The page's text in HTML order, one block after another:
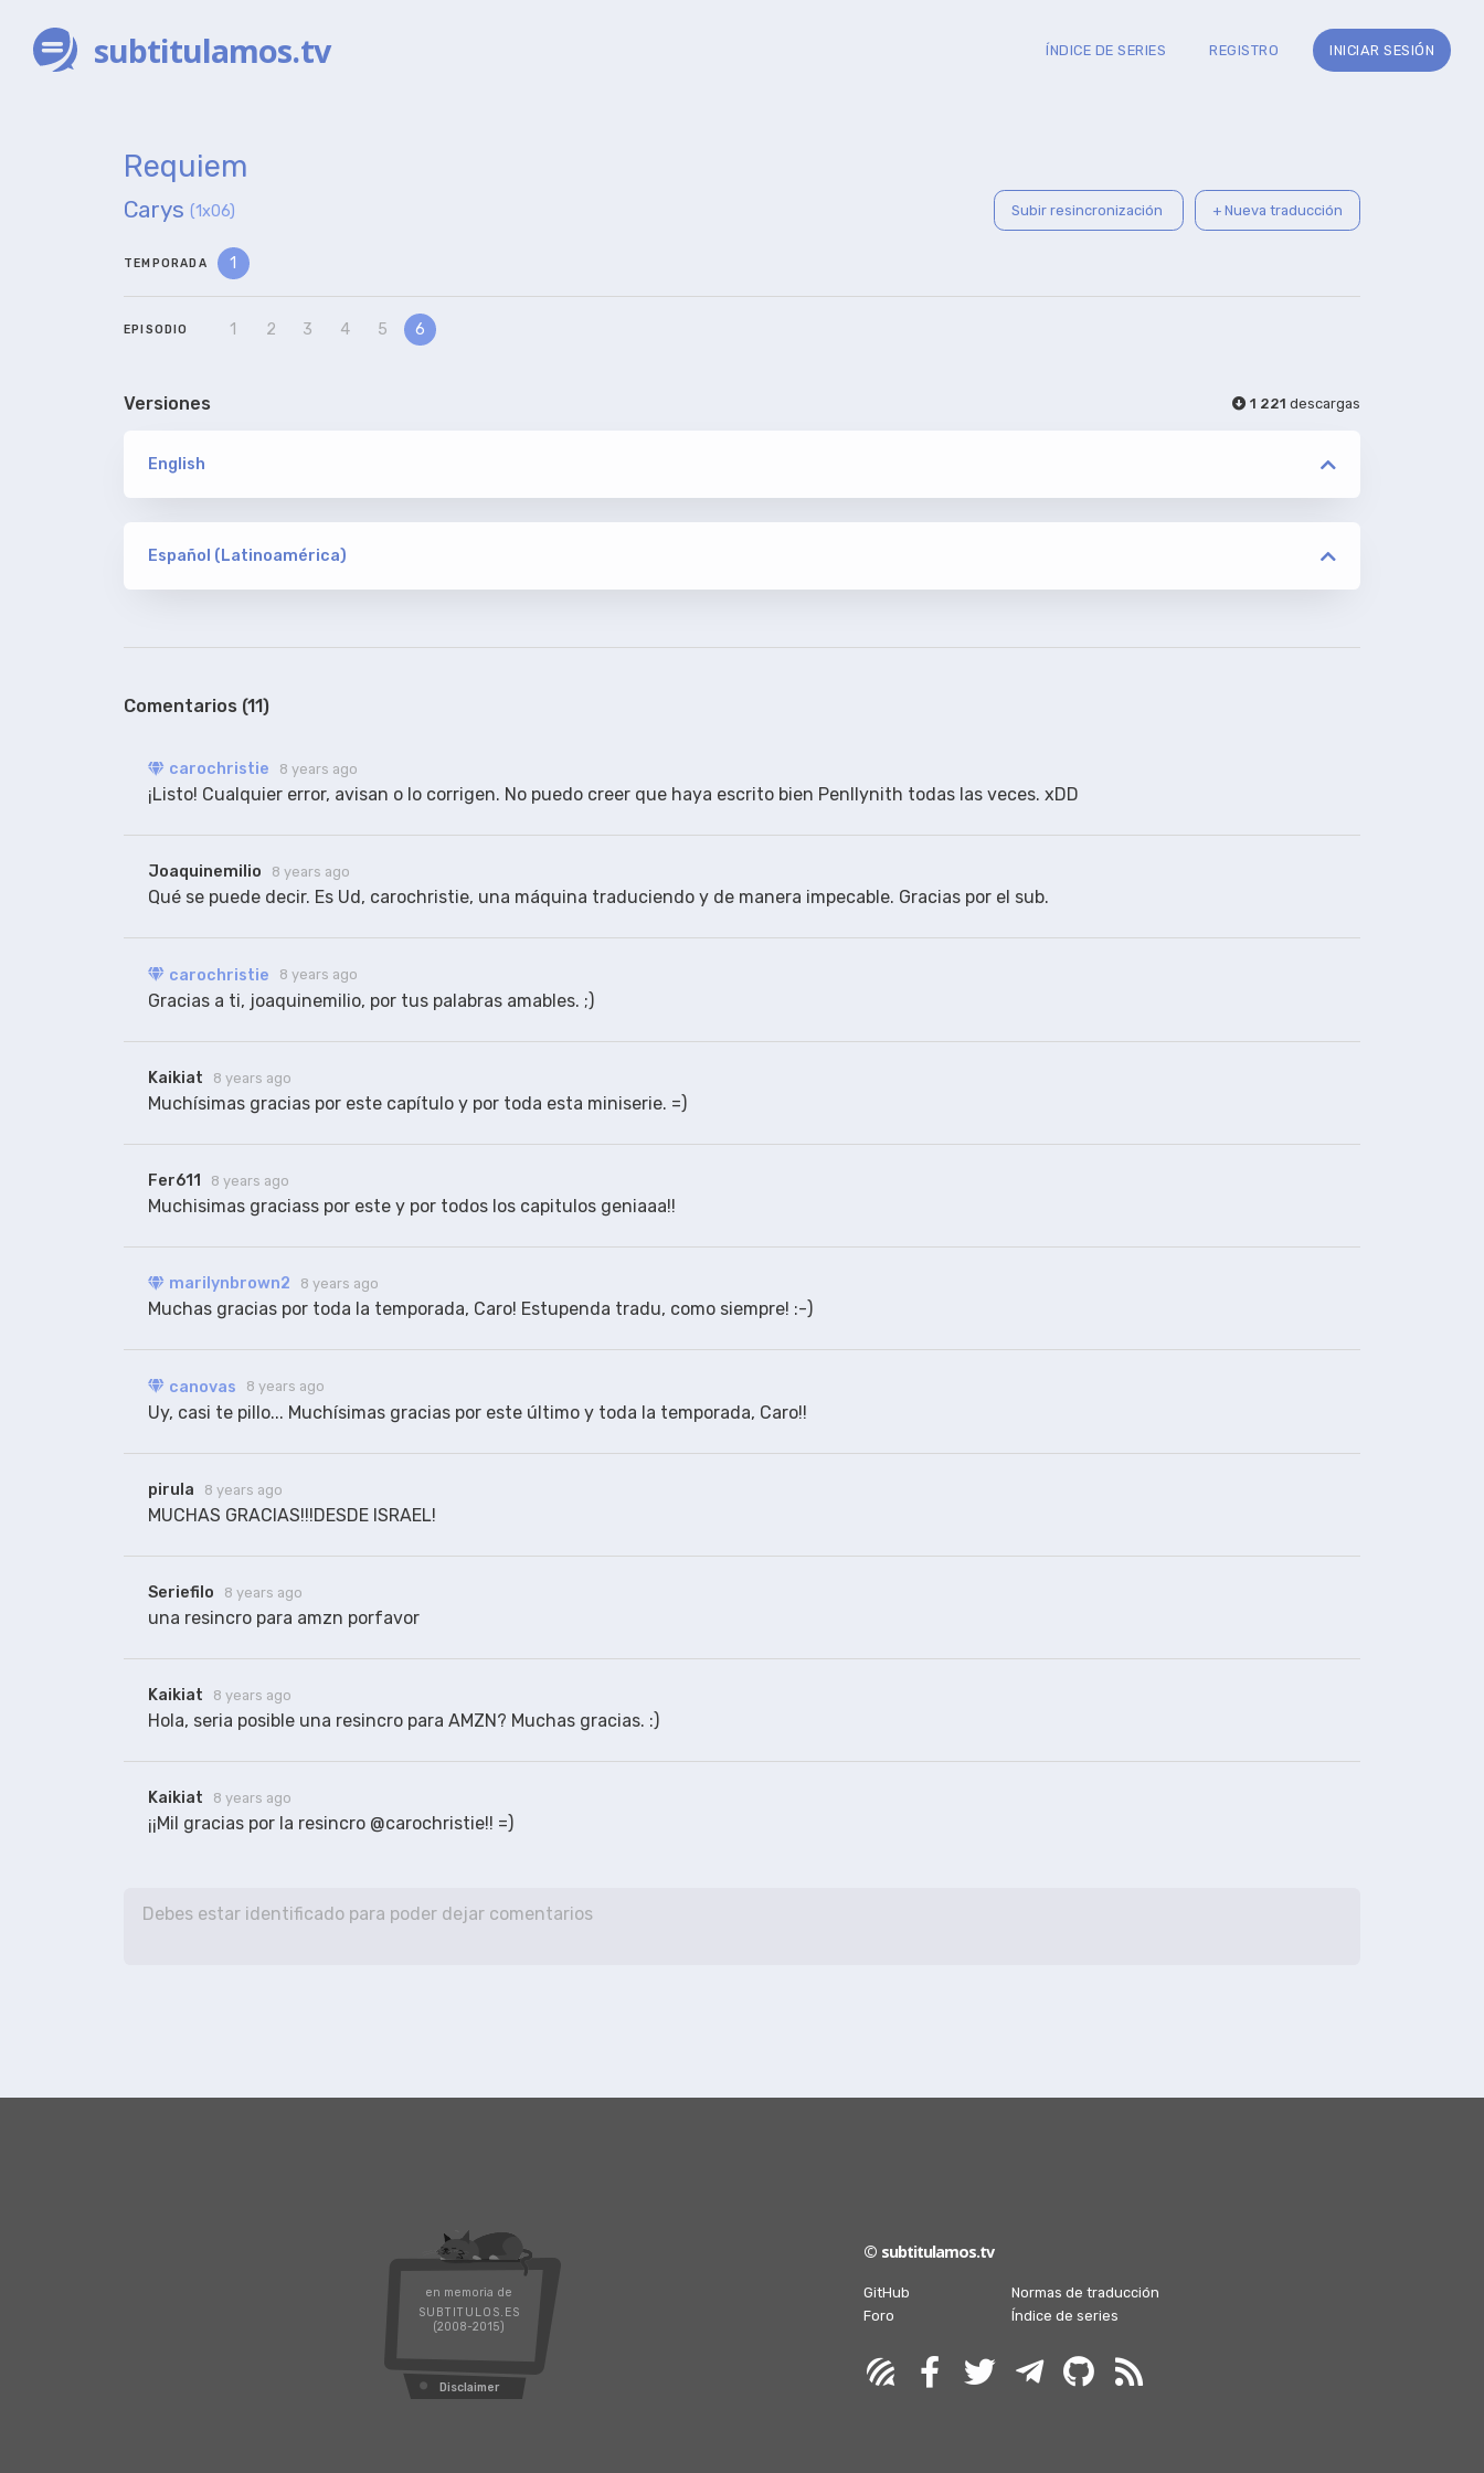
subtitulamos.tv ÍNDICE DE SERIES REGISTRO INICIAR SESIÓN
Requiem
Carys (1x06) Subir resincronización + Nueva traducción
TEMPORADA 1
EPISODIO 1 2 3 4 5 6
Versiones 1 221 descargas
English
WEB-DL REQ/WEB-DL HEVC x265
De Addic7ed. Corregidos y agregados textos. FINAL de SERIE
Español (Latinoamérica)
WEB-DL REQ/WEB-DL HEVC x265
100%
versión
RESINCRONIZADO
Subtítulos traducidos aquí, sincronizados para WEBRip ION10, AMZN WEBRip NTb (720p y 1080p).
Comentarios (11)
carochristie 8 years ago
¡Listo! Cualquier error, avisan o lo corrigen. No puedo creer que haya escrito bien Penllynith todas las veces. xDD
Joaquinemilio 8 years ago
Qué se puede decir. Es Ud, carochristie, una máquina traduciendo y de manera impecable. Gracias por el sub.
carochristie 8 years ago
Gracias a ti, joaquinemilio, por tus palabras amables. ;)
Kaikiat 8 years ago
Muchísimas gracias por este capítulo y por toda esta miniserie. =)
Fer611 8 years ago
Muchisimas graciass por este y por todos los capitulos geniaaa!!
marilynbrown2 8 years ago
Muchas gracias por toda la temporada, Caro! Estupenda tradu, como siempre! :-)
canovas 8 years ago
Uy, casi te pillo... Muchísimas gracias por este último y toda la temporada, Caro!!
pirula 8 years ago
MUCHAS GRACIAS!!!DESDE ISRAEL!
Seriefilo 8 years ago
una resincro para amzn porfavor
Kaikiat 8 years ago
Hola, seria posible una resincro para AMZN? Muchas gracias. :)
Kaikiat 8 years ago
¡¡Mil gracias por la resincro @carochristie!! =)
en memoria de
SUBTITULOS.ES
(2008-2015)
Disclaimer
© subtitulamos.tv
GitHub
Normas de traducción
Foro
Índice de series